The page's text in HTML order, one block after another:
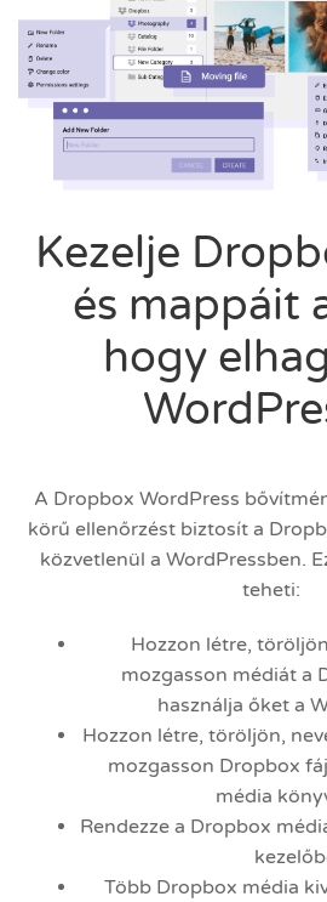
Kezelje
és mappáit
hogy
A Dropbox WordPress
körű ellenőrzést biztosít a
közvetlenül a WordPressben.
teheti:
Hozzon létre,
mozgasson médiát a
használja őket a
Hozzon létre, töröljön,
mozgasson Dropbox
média
Rendezze a Dropbox
Több Dropbox média